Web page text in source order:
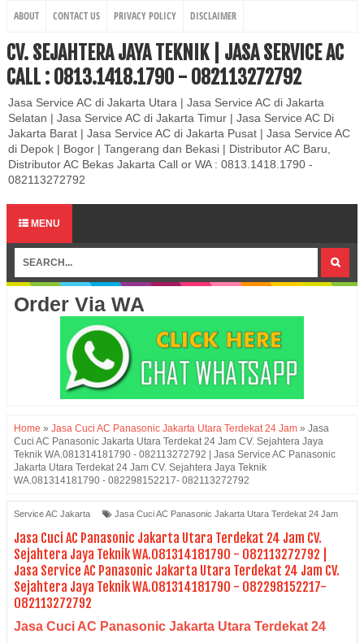
ABOUT CONTACT US PRIVACY POLICY DISCLAIMER
CV. SEJAHTERA JAYA TEKNIK | JASA SERVICE AC
CALL : 0813.1418.1790 - 082113272792
Jasa Service AC di Jakarta Utara | Jasa Service AC di Jakarta
Selatan | Jasa Service AC di Jakarta Timur | Jasa Service AC Di
Jakarta Barat | Jasa Service AC di Jakarta Pusat | Jasa Service AC
di Depok | Bogor | Tangerang dan Bekasi | Distributor AC Baru,
Distributor AC Bekas Jakarta Call or WA : 0813.1418.1790 -
082113272792
MENU
Order Via WA
Home » Jasa Cuci AC Panasonic Jakarta Utara Terdekat 24 Jam » Jasa
Cuci AC Panasonic Jakarta Utara Terdekat 24 Jam CV. Sejahtera Jaya
Teknik WA.081314181790 - 082113272792 | Jasa Service AC Panasonic
Jakarta Utara Terdekat 24 Jam CV. Sejahtera Jaya Teknik
WA.081314181790 - 082298152217- 082113272792
Service AC Jakarta Jasa Cuci AC Panasonic Jakarta Utara Terdekat 24 Jam
Jasa Cuci AC Panasonic Jakarta Utara Terdekat 24 Jam CV.
Sejahtera Jaya Teknik WA.081314181790 - 082113272792 |
Jasa Service AC Panasonic Jakarta Utara Terdekat 24 Jam CV.
Sejahtera Jaya Teknik WA.081314181790 - 082298152217-
082113272792
Jasa Cuci AC Panasonic Jakarta Utara Terdekat 24